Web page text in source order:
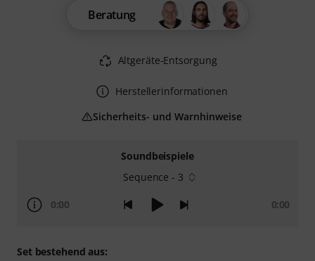
Soundbeispiele
Sequence - 3
0:00 0:00
Set bestehend aus:
Beratung
Altgeräte-Entsorgung
Herstellerinformationen
Sicherheits- und Warnhinweise